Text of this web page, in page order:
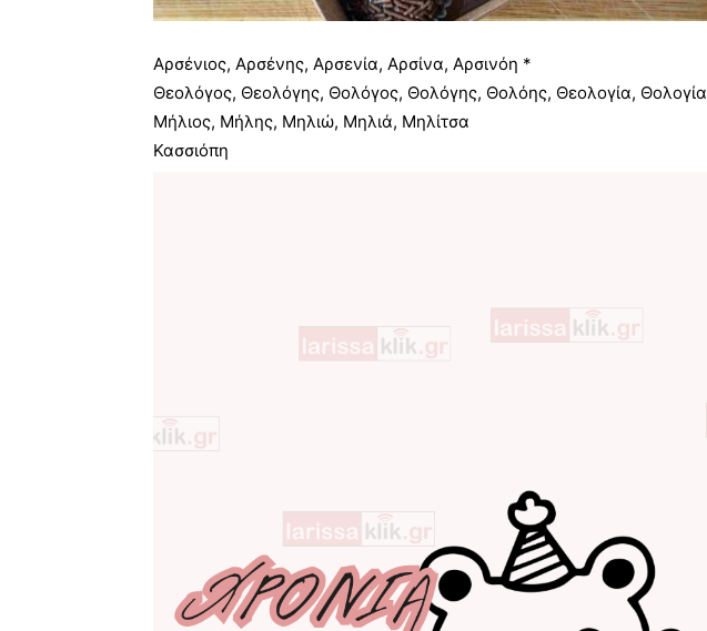
Αρσένιος, Αρσένης, Αρσενία, Αρσίνα, Αρσινόη *
Θεολόγος, Θεολόγης, Θολόγος, Θολόγης, Θολόης, Θεολογία, Θολογία
Μήλιος, Μήλης, Μηλιώ, Μηλιά, Μηλίτσα
Κασσιόπη